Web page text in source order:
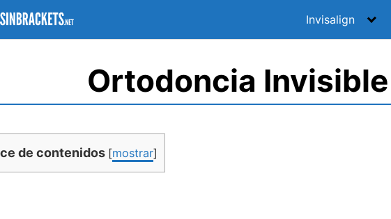
Invisalign
Ortodoncia Invisible
de contenidos [mostrar]